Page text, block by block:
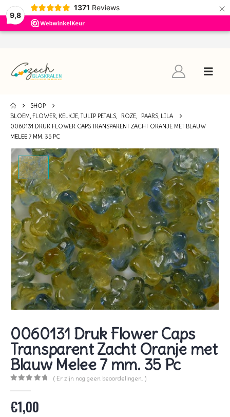
9,8
1371 Reviews ×
SHOP
BLOEM, FLOWER, KELKJE, TULIP PETALS, ROZE, PAARS, LILA
0060131 DRUK FLOWER CAPS TRANSPARENT ZACHT ORANJE MET BLAUW
MELEE 7 MM. 35 PC
0060131 Druk Flower Caps
Transparent Zacht Oranje met
Blauw Melee 7 mm. 35 Pc
( Er zijn nog geen beoordelingen. )
€1,00